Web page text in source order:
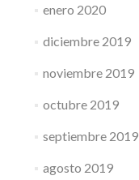
enero 2020
diciembre 2019
noviembre 2019
octubre 2019
septiembre 2019
agosto 2019